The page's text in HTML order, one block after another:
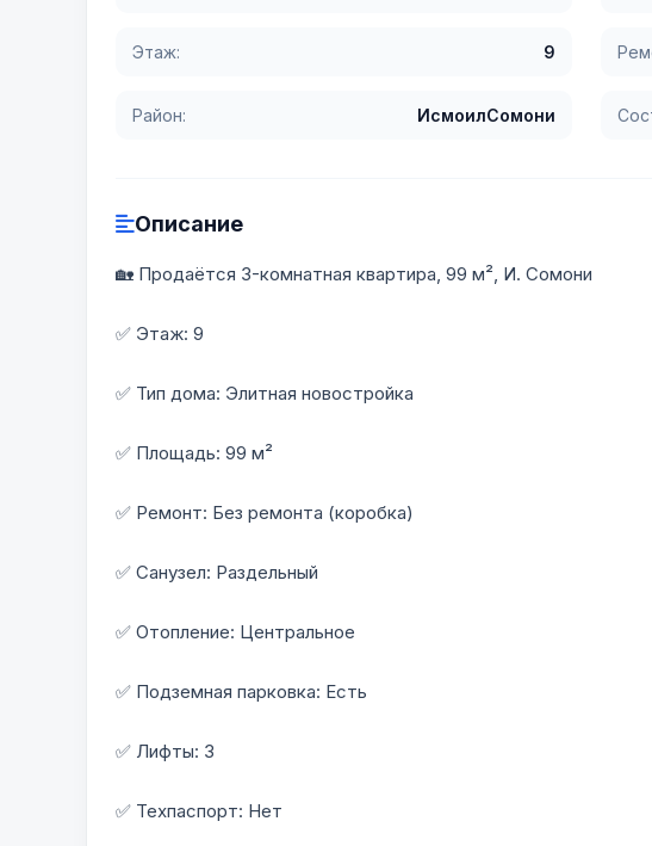
Этаж: 9
Район: ИсмоилСомони
Описание
🏡 Продаётся 3-комнатная квартира, 99 м², И. Сомони
✅ Этаж: 9
✅ Тип дома: Элитная новостройка
✅ Площадь: 99 м²
✅ Ремонт: Без ремонта (коробка)
✅ Санузел: Раздельный
✅ Отопление: Центральное
✅ Подземная парковка: Есть
✅ Лифты: 3
✅ Техпаспорт: Нет